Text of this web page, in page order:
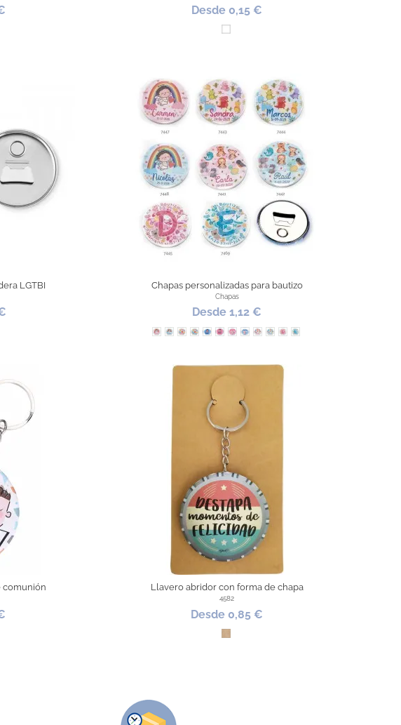
Desde 0,15 €
Blanco
LGTBI Chapas personalizadas para bautizo
Chapas
Desde 1,12 €
Arcoiris Rosa
Arcoiris Azul
Dinosaurio Rosa
Dinosaurio Azul
Bebé Azul
Bebé Rosa
Biberón Rosa
Biberón Azul
Animales Rosa
Animales Azul
Inicial Niña
Inicial Niño
comunión Llavero abridor con forma de chapa
4582
Desde 0,85 €
Kraft